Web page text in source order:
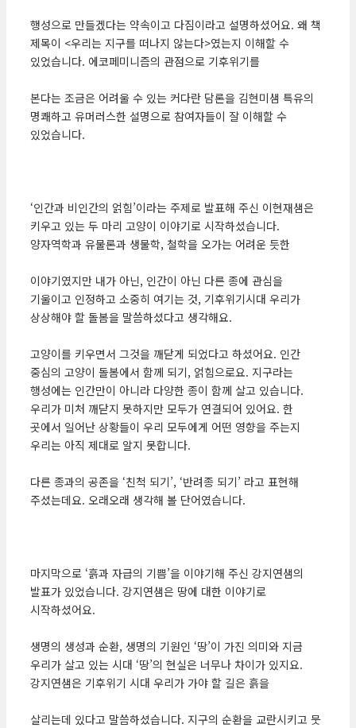
행성으로 만들겠다는 약속이고 다짐이라고 설명하셨어요. 왜 책
제목이 <우리는 지구를 떠나지 않는다>였는지 이해할 수
있었습니다. 에코페미니즘의 관점으로 기후위기를
본다는 조금은 어려울 수 있는 커다란 담론을 김현미샘 특유의
명쾌하고 유머러스한 설명으로 참여자들이 잘 이해할 수
있었습니다.
‘인간과 비인간의 얽힘’이라는 주제로 발표해 주신 이현재샘은
키우고 있는 두 마리 고양이 이야기로 시작하셨습니다.
양자역학과 유물론과 생물학, 철학을 오가는 어려운 듯한
이야기였지만 내가 아닌, 인간이 아닌 다른 종에 관심을
기울이고 인정하고 소중히 여기는 것, 기후위기시대 우리가
상상해야 할 돌봄을 말씀하셨다고 생각해요.
고양이를 키우면서 그것을 깨닫게 되었다고 하셨어요. 인간
중심의 고양이 돌봄에서 함께 되기, 얽힘으로요. 지구라는
행성에는 인간만이 아니라 다양한 종이 함께 살고 있습니다.
우리가 미처 깨닫지 못하지만 모두가 연결되어 있어요. 한
곳에서 일어난 상황들이 우리 모두에게 어떤 영향을 주는지
우리는 아직 제대로 알지 못합니다.
다른 종과의 공존을 ‘친척 되기’, ‘반려종 되기’ 라고 표현해
주셨는데요. 오래오래 생각해 볼 단어였습니다.
마지막으로 ‘흙과 자급의 기쁨’을 이야기해 주신 강지연샘의
발표가 있었습니다. 강지연샘은 땅에 대한 이야기로
시작하셨어요.
생명의 생성과 순환, 생명의 기원인 ‘땅’이 가진 의미와 지금
우리가 살고 있는 시대 ‘땅’의 현실은 너무나 차이가 있지요.
강지연샘은 기후위기 시대 우리가 가야 할 길은 흙을
살리는데 있다고 말씀하셨습니다. 지구의 순환을 교란시키고 뭇